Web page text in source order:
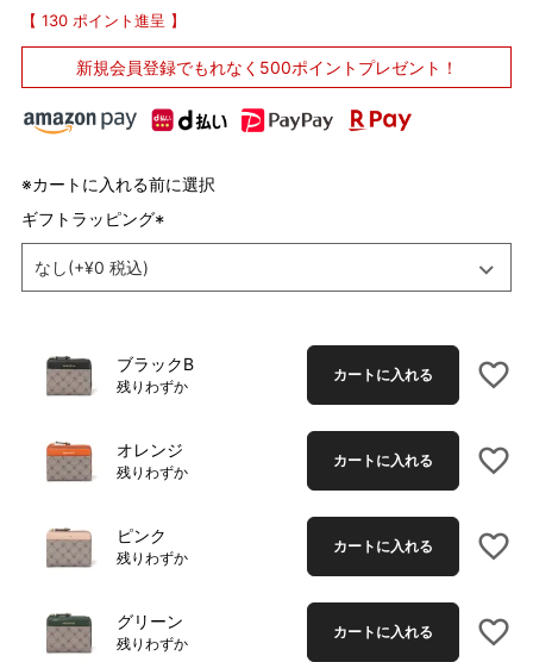
130 ポイント進呈
新規会員登録でもれなく500ポイントプレゼント！
※カートに入れる前に選択
ギフトラッピング
(
ブラックB
残りわずか
カートに入れる
オレンジ
残りわずか
カートに入れる
ピンク
残りわずか
カートに入れる
グリーン
残りわずか
カートに入れる